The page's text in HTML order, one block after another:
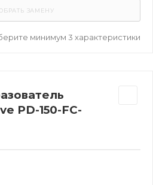
минимум 3 характеристики
PD-150-FC-